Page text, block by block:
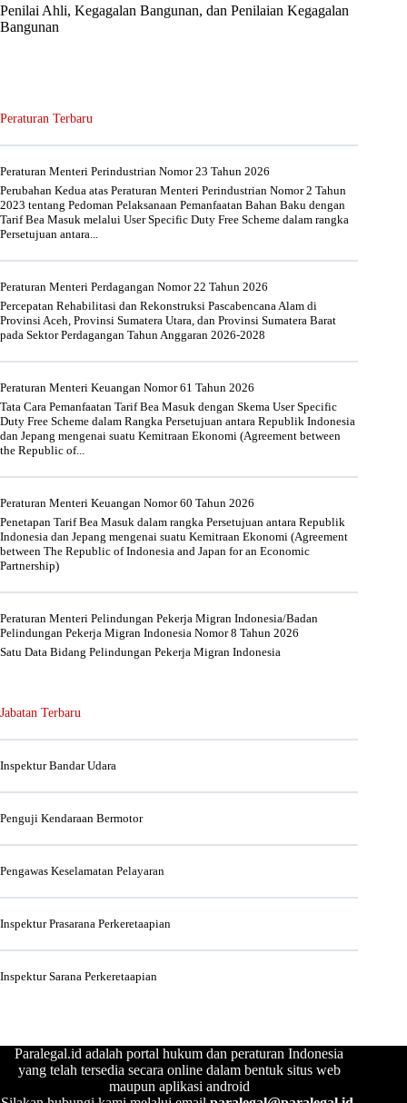
Penilai Ahli, Kegagalan Bangunan, dan Penilaian Kegagalan
Bangunan
Peraturan Terbaru
Peraturan Menteri Perindustrian Nomor 23 Tahun 2026
Perubahan Kedua atas Peraturan Menteri Perindustrian Nomor 2 Tahun
2023 tentang Pedoman Pelaksanaan Pemanfaatan Bahan Baku dengan
Tarif Bea Masuk melalui User Specific Duty Free Scheme dalam rangka
Persetujuan antara...
Peraturan Menteri Perdagangan Nomor 22 Tahun 2026
Percepatan Rehabilitasi dan Rekonstruksi Pascabencana Alam di
Provinsi Aceh, Provinsi Sumatera Utara, dan Provinsi Sumatera Barat
pada Sektor Perdagangan Tahun Anggaran 2026-2028
Peraturan Menteri Keuangan Nomor 61 Tahun 2026
Tata Cara Pemanfaatan Tarif Bea Masuk dengan Skema User Specific
Duty Free Scheme dalam Rangka Persetujuan antara Republik Indonesia
dan Jepang mengenai suatu Kemitraan Ekonomi (Agreement between
the Republic of...
Peraturan Menteri Keuangan Nomor 60 Tahun 2026
Penetapan Tarif Bea Masuk dalam rangka Persetujuan antara Republik
Indonesia dan Jepang mengenai suatu Kemitraan Ekonomi (Agreement
between The Republic of Indonesia and Japan for an Economic
Partnership)
Peraturan Menteri Pelindungan Pekerja Migran Indonesia/Badan
Pelindungan Pekerja Migran Indonesia Nomor 8 Tahun 2026
Satu Data Bidang Pelindungan Pekerja Migran Indonesia
Jabatan Terbaru
Inspektur Bandar Udara
Penguji Kendaraan Bermotor
Pengawas Keselamatan Pelayaran
Inspektur Prasarana Perkeretaapian
Inspektur Sarana Perkeretaapian
Paralegal.id adalah portal hukum dan peraturan Indonesia
yang telah tersedia secara online dalam bentuk situs web
maupun aplikasi android